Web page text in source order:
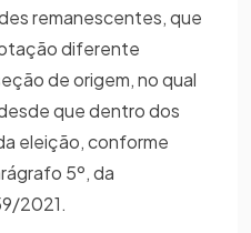
remanescentes, que
diferente
de origem, no qual
que dentro dos
eleição, conforme
5º, da
2021.